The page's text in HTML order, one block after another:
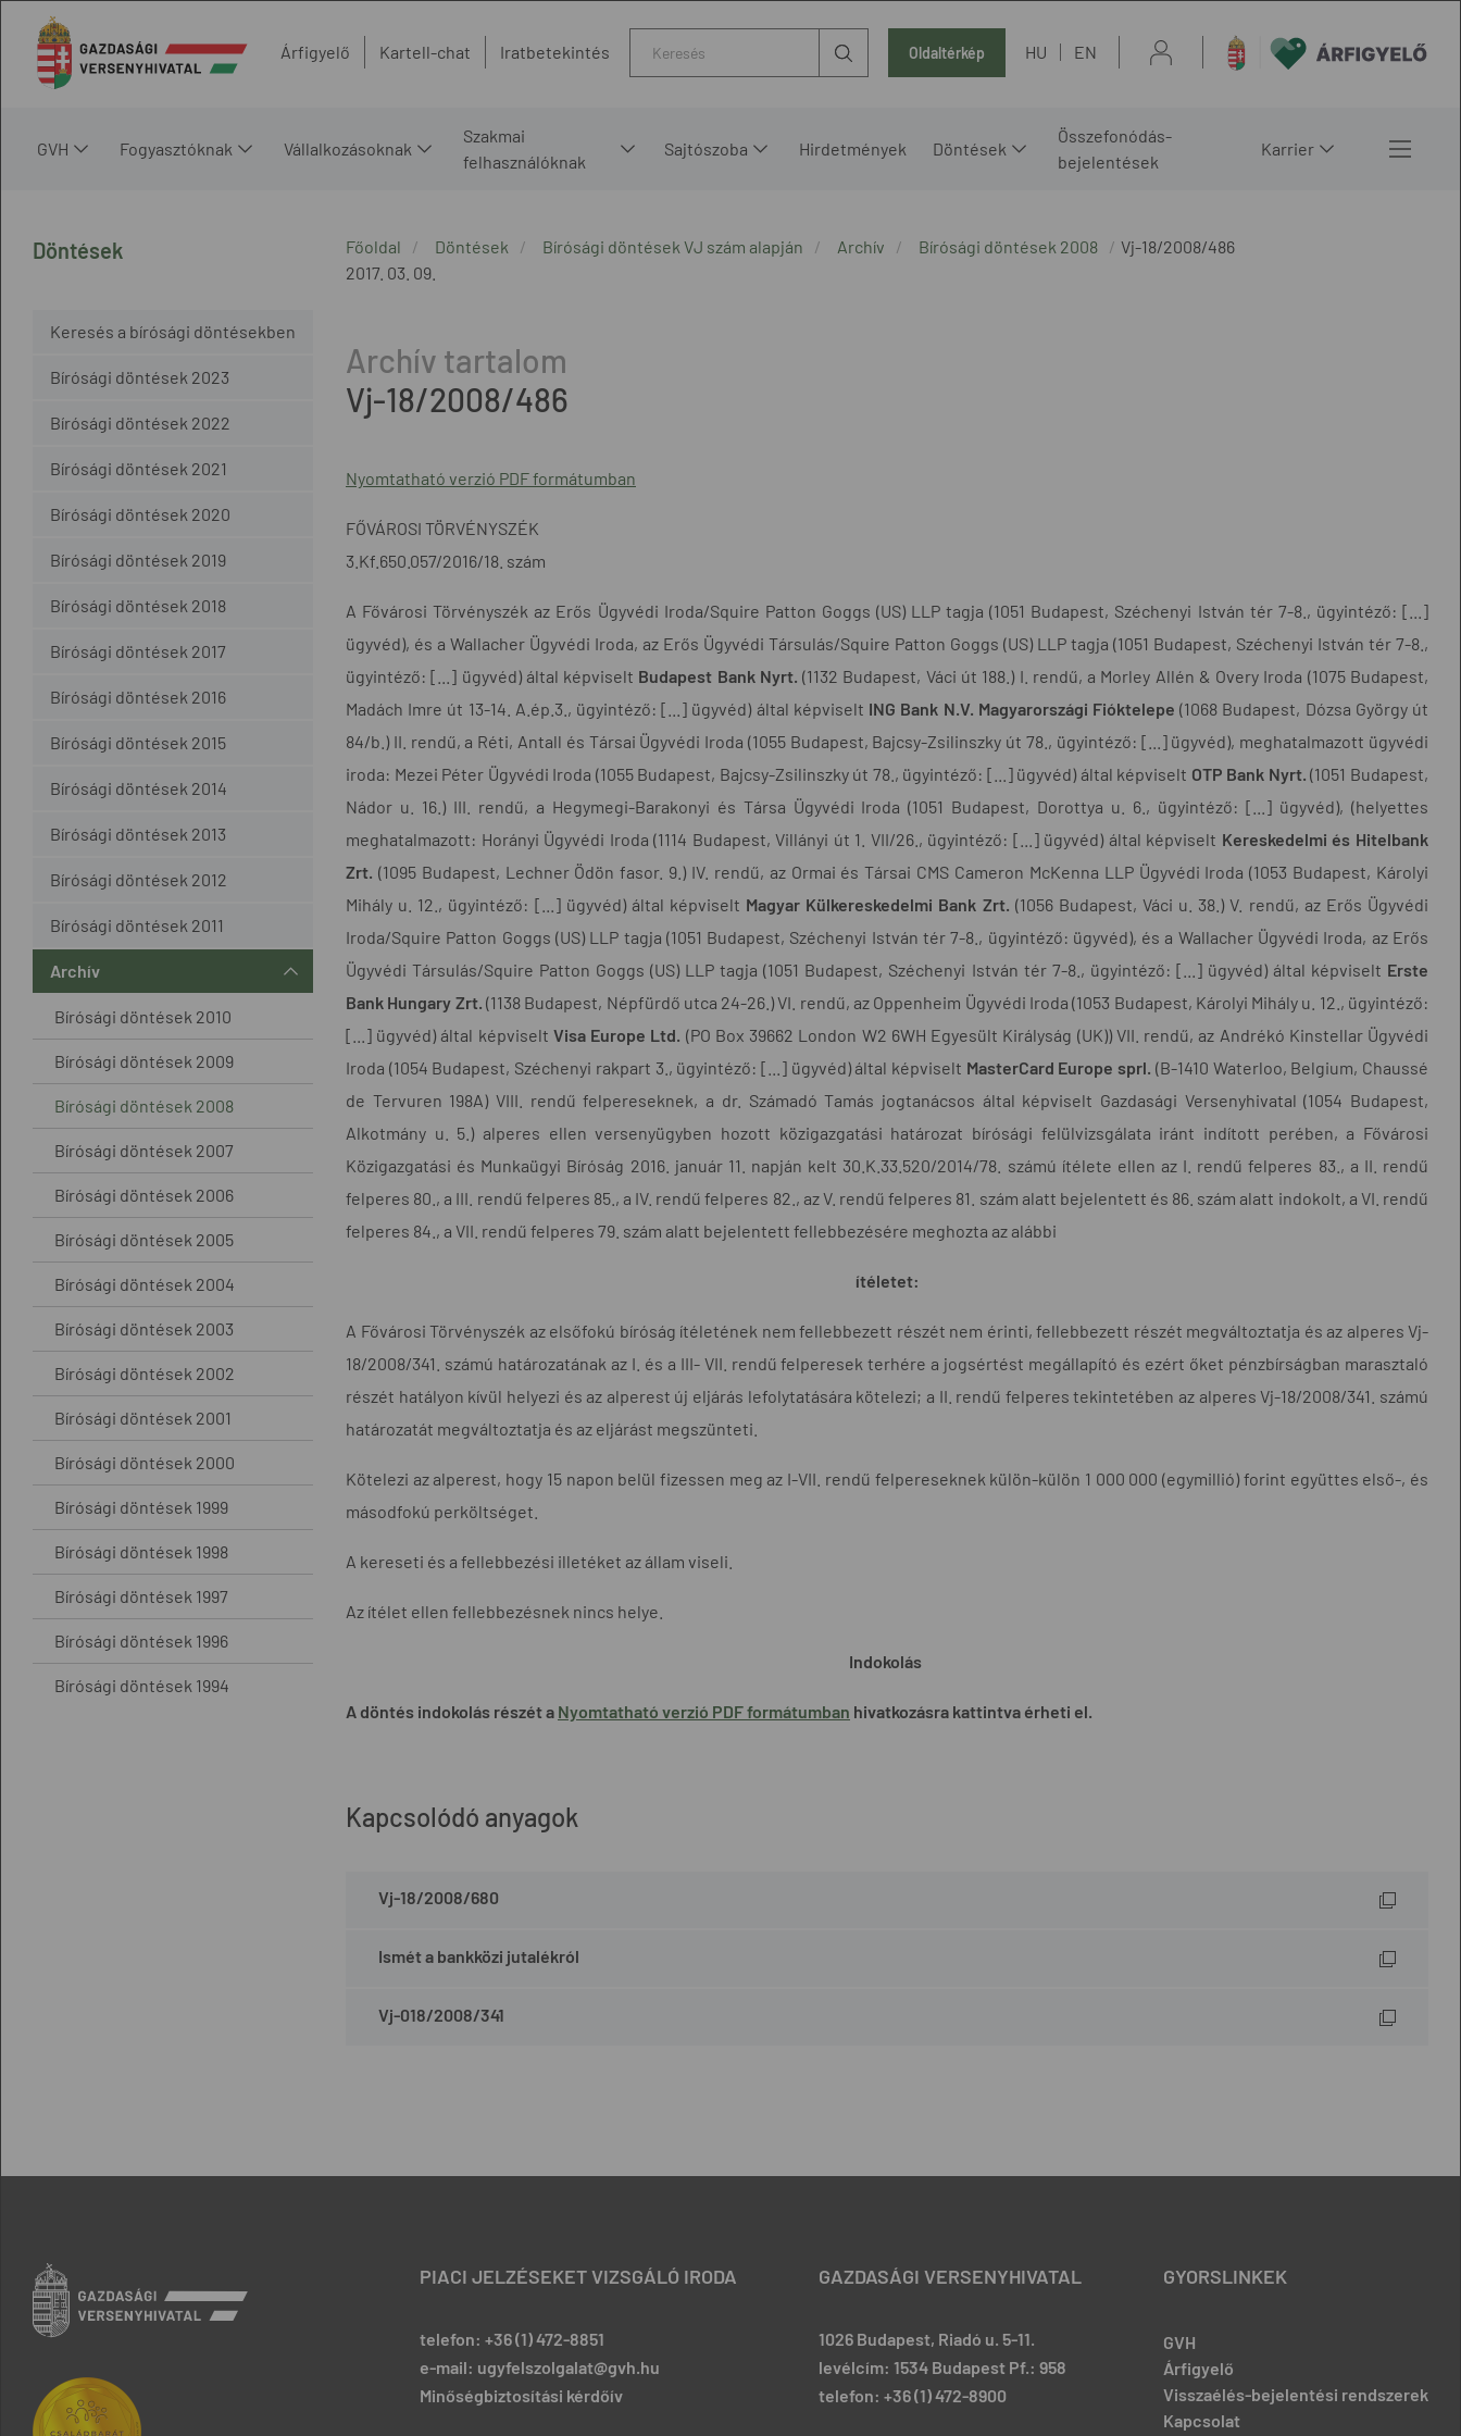
Árfigyelő Kartell-chat Iratbetekintés Oldaltérkép HU EN
GVH Fogyasztóknak Vállalkozásoknak
Szakmai
felhasználóknak
Sajtószoba Hirdetmények Döntések
Összefonódás-
bejelentések
Karrier
Döntések
Keresés a bírósági döntésekben
Bírósági döntések 2023
Bírósági döntések 2022
Bírósági döntések 2021
Bírósági döntések 2020
Bírósági döntések 2019
Bírósági döntések 2018
Bírósági döntések 2017
Bírósági döntések 2016
Bírósági döntések 2015
Bírósági döntések 2014
Bírósági döntések 2013
Bírósági döntések 2012
Bírósági döntések 2011
Archív
Bírósági döntések 2010
Bírósági döntések 2009
Bírósági döntések 2008
Bírósági döntések 2007
Bírósági döntések 2006
Bírósági döntések 2005
Bírósági döntések 2004
Bírósági döntések 2003
Bírósági döntések 2002
Bírósági döntések 2001
Bírósági döntések 2000
Bírósági döntések 1999
Bírósági döntések 1998
Bírósági döntések 1997
Bírósági döntések 1996
Bírósági döntések 1994
Főoldal Döntések Bírósági döntések VJ szám alapján Archív Bírósági döntések 2008
Vj-18/2008/486
2017. 03. 09.
Vj-18/2008/486
Nyomtatható verzió PDF formátumban
FŐVÁROSI TÖRVÉNYSZÉK
3.Kf.650.057/2016/18. szám
A Fővárosi Törvényszék az Erős Ügyvédi Iroda/Squire Patton Goggs (US) LLP tagja (1051 Budapest, Széchenyi István tér 7-8., ügyintéző: [...]
ügyvéd), és a Wallacher Ügyvédi Iroda, az Erős Ügyvédi Társulás/Squire Patton Goggs (US) LLP tagja (1051 Budapest, Széchenyi István tér 7-8.,
ügyintéző: [...] ügyvéd) által képviselt Budapest Bank Nyrt. (1132 Budapest, Váci út 188.) I. rendű, a Morley Allén & Overy Iroda (1075 Budapest,
Madách Imre út 13-14. A.ép.3., ügyintéző: [...] ügyvéd) által képviselt ING Bank N.V. Magyarországi Fióktelepe (1068 Budapest, Dózsa György út
84/b.) II. rendű, a Réti, Antall és Társai Ügyvédi Iroda (1055 Budapest, Bajcsy-Zsilinszky út 78., ügyintéző: [...] ügyvéd), meghatalmazott ügyvédi
iroda: Mezei Péter Ügyvédi Iroda (1055 Budapest, Bajcsy-Zsilinszky út 78., ügyintéző: [...] ügyvéd) által képviselt OTP Bank Nyrt. (1051 Budapest,
Nádor u. 16.) III. rendű, a Hegymegi-Barakonyi és Társa Ügyvédi Iroda (1051 Budapest, Dorottya u. 6., ügyintéző: [...] ügyvéd), (helyettes
meghatalmazott: Horányi Ügyvédi Iroda (1114 Budapest, Villányi út 1. VII/26., ügyintéző: [...] ügyvéd) által képviselt Kereskedelmi és Hitelbank
Zrt. (1095 Budapest, Lechner Ödön fasor. 9.) IV. rendű, az Ormai és Társai CMS Cameron McKenna LLP Ügyvédi Iroda (1053 Budapest, Károlyi
Mihály u. 12., ügyintéző: [...] ügyvéd) által képviselt Magyar Külkereskedelmi Bank Zrt. (1056 Budapest, Váci u. 38.) V. rendű, az Erős Ügyvédi
Iroda/Squire Patton Goggs (US) LLP tagja (1051 Budapest, Széchenyi István tér 7-8., ügyintéző: ügyvéd), és a Wallacher Ügyvédi Iroda, az Erős
Ügyvédi Társulás/Squire Patton Goggs (US) LLP tagja (1051 Budapest, Széchenyi István tér 7-8., ügyintéző: [...] ügyvéd) által képviselt Erste
Bank Hungary Zrt. (1138 Budapest, Népfürdő utca 24-26.) VI. rendű, az Oppenheim Ügyvédi Iroda (1053 Budapest, Károlyi Mihály u. 12., ügyintéző:
[...] ügyvéd) által képviselt Visa Europe Ltd. (PO Box 39662 London W2 6WH Egyesült Királyság (UK)) VII. rendű, az Andrékó Kinstellar Ügyvédi
Iroda (1054 Budapest, Széchenyi rakpart 3., ügyintéző: [...] ügyvéd) által képviselt MasterCard Europe sprl. (B-1410 Waterloo, Belgium, Chaussé
de Tervuren 198A) VIII. rendű felpereseknek, a dr. Számadó Tamás jogtanácsos által képviselt Gazdasági Versenyhivatal (1054 Budapest,
Alkotmány u. 5.) alperes ellen versenyügyben hozott közigazgatási határozat bírósági felülvizsgálata iránt indított perében, a Fővárosi
Közigazgatási és Munkaügyi Bíróság 2016. január 11. napján kelt 30.K.33.520/2014/78. számú ítélete ellen az I. rendű felperes 83., a II. rendű
felperes 80., a III. rendű felperes 85., a IV. rendű felperes 82., az V. rendű felperes 81. szám alatt bejelentett és 86. szám alatt indokolt, a VI. rendű
felperes 84., a VII. rendű felperes 79. szám alatt bejelentett fellebbezésére meghozta az alábbi
ítéletet:
A Fővárosi Törvényszék az elsőfokú bíróság ítéletének nem fellebbezett részét nem érinti, fellebbezett részét megváltoztatja és az alperes Vj-
18/2008/341. számú határozatának az I. és a III- VII. rendű felperesek terhére a jogsértést megállapító és ezért őket pénzbírságban marasztaló
részét hatályon kívül helyezi és az alperest új eljárás lefolytatására kötelezi; a II. rendű felperes tekintetében az alperes Vj-18/2008/341. számú
határozatát megváltoztatja és az eljárást megszünteti.
Kötelezi az alperest, hogy 15 napon belül fizessen meg az I-VII. rendű felpereseknek külön-külön 1 000 000 (egymillió) forint együttes első-, és
másodfokú perköltséget.
A kereseti és a fellebbezési illetéket az állam viseli.
Az ítélet ellen fellebbezésnek nincs helye.
Indokolás
A döntés indokolás részét a Nyomtatható verzió PDF formátumban hivatkozásra kattintva érheti el.
Kapcsolódó anyagok
Vj-18/2008/680
Ismét a bankközi jutalékról
Vj-018/2008/341
PIACI JELZÉSEKET VIZSGÁLÓ IRODA
telefon: +36 (1) 472-8851
e-mail: ugyfelszolgalat@gvh.hu
Minőségbiztosítási kérdőív
GAZDASÁGI VERSENYHIVATAL
1026 Budapest, Riadó u. 5-11.
levélcím: 1534 Budapest Pf.: 958
telefon: +36 (1) 472-8900
GYORSLINKEK
GVH
Árfigyelő
Visszaélés-bejelentési rendszerek
Kapcsolat